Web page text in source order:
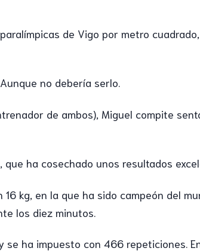
de Vigo por metro
no debería serlo.
de ambos), Miguel compite
ha cosechado unos resultados
kg, en la que ha sido campeón del
los diez minutos.
ha impuesto con 466 repeticiones.